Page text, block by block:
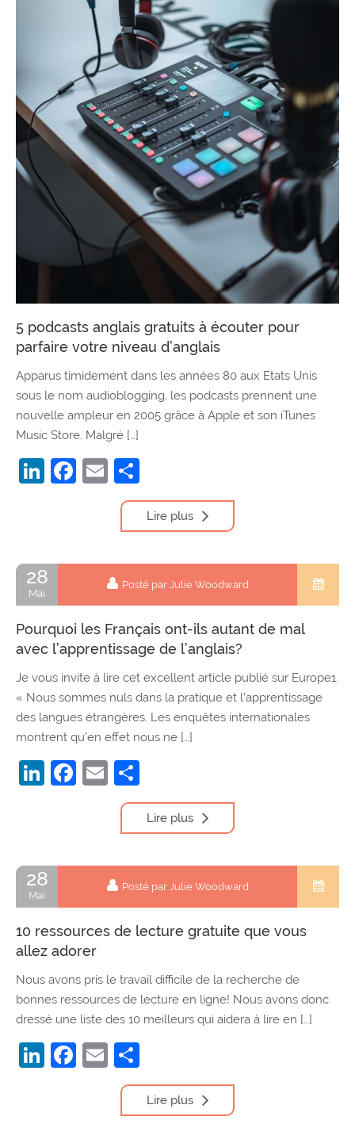
5 podcasts anglais gratuits à écouter pour
parfaire votre niveau d’anglais
Apparus timidement dans les années 80 aux Etats Unis
sous le nom audioblogging, les podcasts prennent une
nouvelle ampleur en 2005 grâce à Apple et son iTunes
Music Store. Malgré […]
LinkedIn
Facebook
Email
Lire plus
28
Mai
Posté par Julie Woodward
Pourquoi les Français ont-ils autant de mal
avec l’apprentissage de l’anglais?
Je vous invite à lire cet excellent article publié sur Europe1.
« Nous sommes nuls dans la pratique et l’apprentissage
des langues étrangères. Les enquêtes internationales
montrent qu’en effet nous ne […]
LinkedIn
Facebook
Email
Lire plus
28
Mai
Posté par Julie Woodward
10 ressources de lecture gratuite que vous
allez adorer
Nous avons pris le travail difficile de la recherche de
bonnes ressources de lecture en ligne! Nous avons donc
dressé une liste des 10 meilleurs qui aidera à lire en […]
LinkedIn
Facebook
Email
Lire plus